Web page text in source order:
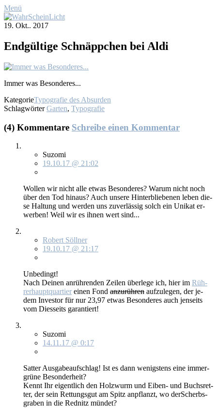
Menü
19. Okt.. 2017
End­gül­ti­ge Schnäpp­chen bei Al­di
Im­mer was Be­son­de­res...
KategorieTypografie des Absurden
Schlagwörter Garten, Typografie
(4) Kommentare Schreibe einen Kommentar
Suzomi
19.10.17 @ 21:02
Wol­len wir nicht al­le et­was Be­son­de­res? War­um nicht noch
über den Tod hin­aus? Auch un­se­re Hin­ter­blie­be­nen le­ben die­
se Hal­tung und wer­den uns zu­ver­läs­sig solch ein Uni­kat er­
wer­ben! Weil wir es ih­nen wert sind...
Robert Söllner
19.10.17 @ 21:17
Un­be­dingt!
Nach Dei­nen an­rüh­ren­den Zei­len über­le­ge ich, hier im Rüh­
rer­haupt­quar­tier ei­nen Fond an­zu­rüh­ren auf­zu­le­gen, der je­
dem In­ves­tor für nur 23,97 et­was Be­son­de­res auch jen­seits
vom Dies­seits ga­ran­tiert!
Suzomi
14.11.17 @ 0:17
Sat­ter Aus­ga­be­auf­schlag! Ist es dann we­nigs­tens ei­ne im­mer­
grü­ne Be­son­der­heit?
Kennt Ihr ei­gent­lich den Holz­wurm und Ei­ben- und Buchs­ret­
ter, der sein Ret­tungs­gut am Spitz an­pflanzt, wo der­Sch­erbs­
gra­ben in die Red­nitz mün­det?